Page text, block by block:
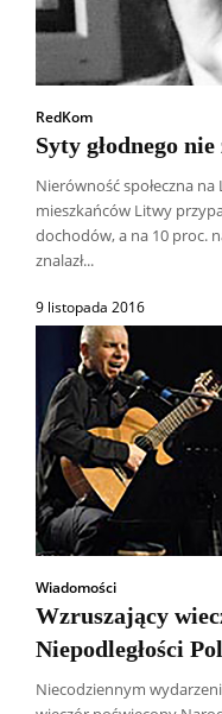
RedKom
Syty głodnego
Nierówność społeczna na
mieszkańców Litwy
dochodów, a na 10 proc.
znalazł...
9 listopada 2016
Wiadomości
Wzruszający
Niepodległości
Niecodziennym